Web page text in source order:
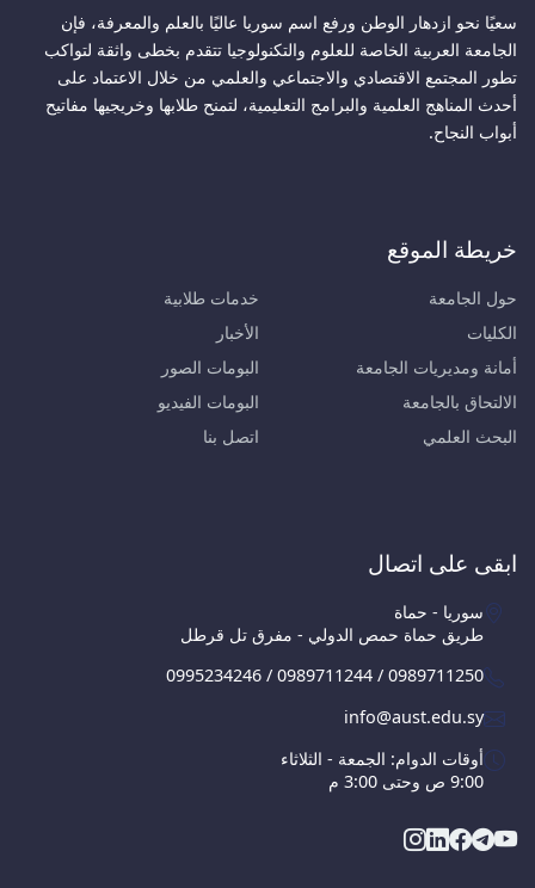
سعيًا نحو ازدهار الوطن ورفع اسم سوريا عاليًا بالعلم والمعرفة، فإن
الجامعة العربية الخاصة للعلوم والتكنولوجيا تتقدم بخطى واثقة لتواكب
تطور المجتمع الاقتصادي والاجتماعي والعلمي من خلال الاعتماد على
أحدث المناهج العلمية والبرامج التعليمية، لتمنح طلابها وخريجيها مفاتيح
أبواب النجاح.
خريطة الموقع
حول الجامعة
الكليات
أمانة ومديريات الجامعة
الالتحاق بالجامعة
البحث العلمي
خدمات طلابية
الأخبار
البومات الصور
البومات الفيديو
اتصل بنا
ابقى على اتصال
سوريا - حماة
طريق حماة حمص الدولي - مفرق تل قرطل
0995234246 / 0989711244 / 0989711250
info@aust.edu.sy
أوقات الدوام: الجمعة - الثلاثاء
9:00 ص وحتى 3:00 م